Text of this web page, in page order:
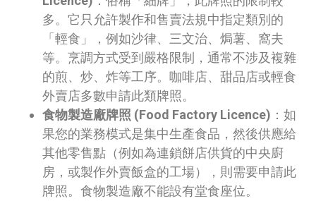
多。它只允許製作和售賣法規中指定類別的
「輕食」，例如沙律、三文治、焗薯、窩夫
等。烹調方式受到嚴格限制，通常不涉及複雜
的煎、炒、炸等工序。咖啡店、甜品店或輕食
外賣店多數申請此類牌照。
食物製造廠牌照 (Food Factory Licence) ：如
果您的業務模式是集中生產食品，然後供應給
其他零售點（例如為連鎖餅店供貨的中央廚
房，或製作外賣飯盒的工場），則需要申請此
牌照。食物製造廠不能設有堂食座位。